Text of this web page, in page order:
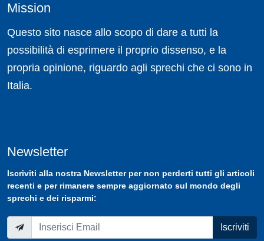
Mission
Questo sito nasce allo scopo di dare a tutti la
possibilità di esprimere il proprio dissenso, e la
propria opinione, riguardo agli sprechi che ci sono in
Italia.
Newsletter
Iscriviti alla nostra Newsletterper non perderti tutti gli articoli
recenti e per rimanere sempre aggiornato sul mondo degli
sprechi e dei risparmi:
Iscriviti